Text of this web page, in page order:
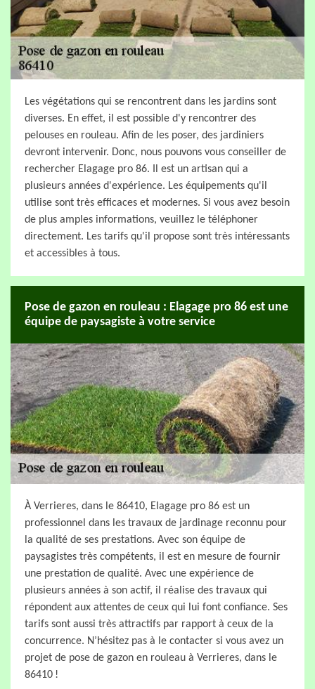
Les végétations qui se rencontrent dans les jardins sont
diverses. En effet, il est possible d'y rencontrer des
pelouses en rouleau. Afin de les poser, des jardiniers
devront intervenir. Donc, nous pouvons vous conseiller de
rechercher Elagage pro 86. Il est un artisan qui a
plusieurs années d'expérience. Les équipements qu'il
utilise sont très efficaces et modernes. Si vous avez besoin
de plus amples informations, veuillez le téléphoner
directement. Les tarifs qu'il propose sont très intéressants
et accessibles à tous.
Pose de gazon en rouleau : Elagage pro 86 est une
équipe de paysagiste à votre service
À Verrieres, dans le 86410, Elagage pro 86 est un
professionnel dans les travaux de jardinage reconnu pour
la qualité de ses prestations. Avec son équipe de
paysagistes très compétents, il est en mesure de fournir
une prestation de qualité. Avec une expérience de
plusieurs années à son actif, il réalise des travaux qui
répondent aux attentes de ceux qui lui font confiance. Ses
tarifs sont aussi très attractifs par rapport à ceux de la
concurrence. N’hésitez pas à le contacter si vous avez un
projet de pose de gazon en rouleau à Verrieres, dans le
86410 !